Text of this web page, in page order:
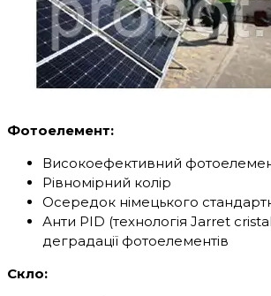
Фотоелемент:
Високоефективний
Рівномірний колір
Осередок німецького
Анти PID (технологія Jarret
деградації фотоелементів
Скло: